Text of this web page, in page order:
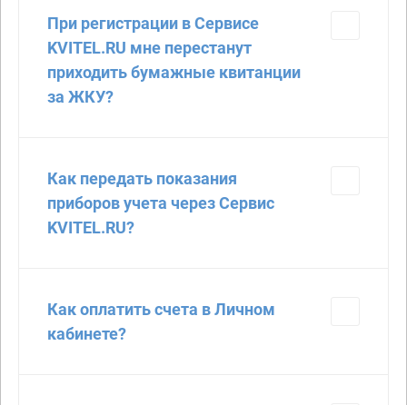
При регистрации в Сервисе
KVITEL.RU мне перестанут
приходить бумажные квитанции
за ЖКУ?
Как передать показания
приборов учета через Сервис
KVITEL.RU?
Как оплатить счета в Личном
кабинете?